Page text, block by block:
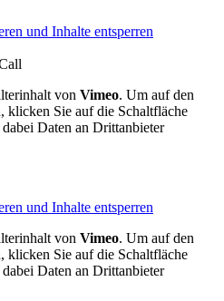
und Inhalte entsperren
von Vimeo. Um auf den
klicken Sie auf die Schaltfläche
Daten an Drittanbieter
und Inhalte entsperren
von Vimeo. Um auf den
klicken Sie auf die Schaltfläche
Daten an Drittanbieter